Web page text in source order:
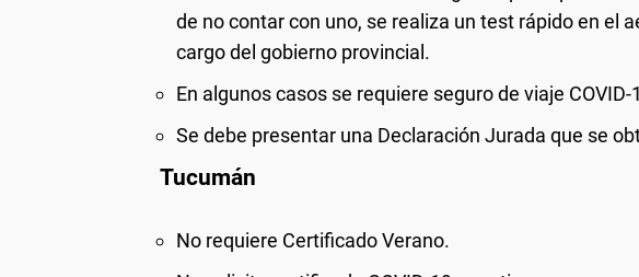
de no contar con uno, se realiza un test rápido en el
cargo del gobierno provincial.
En algunos casos se requiere seguro de viaje
Se debe presentar una Declaración Jurada que se
Tucumán
No requiere Certificado Verano.